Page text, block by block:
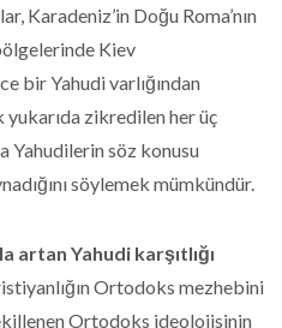
Karadeniz’in Doğu Roma’nın
Kiev
bir Yahudi varlığından
zikredilen her üç
Yahudilerin söz konusu
söylemek mümkündür.
artan Yahudi karşıtlığı
Ortodoks mezhebini
Ortodoks ideolojisinin